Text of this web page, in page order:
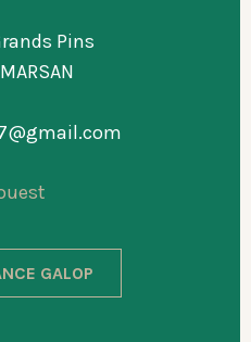
Pins
GALOP